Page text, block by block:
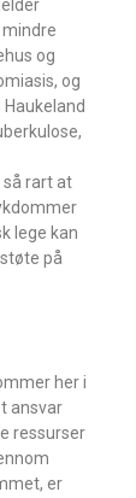
og
og
så rart at
lege kan
på
her i
ansvar
ressurser
er